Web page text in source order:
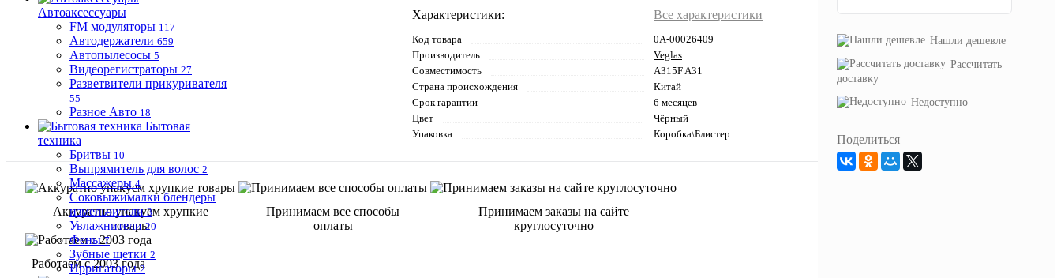
Автоаксессуары
FM модуляторы 117
Автодержатели 659
Автопылесосы 5
Видеорегистраторы 27
Разветвители прикуривателя
55
Разное Авто 18
Бытовая
техника
Бритвы 10
Выпрямитель для волос 2
Массажеры 4
Соковыжималки блендеры
измельчители 3
Увлажнители 20
Фены 7
Зубные щетки 2
Ирригаторы 2
Характеристики: Все характеристики
Код товара
0А-00026409
Производитель
Veglas
Совместимость
A315F A31
Страна происхождения
Китай
Срок гарантии
6 месяцев
Цвет
Чёрный
Упаковка
Коробка\Блистер
Аккуратно упакуем хрупкие
товары
Принимаем все способы
оплаты
Принимаем заказы на сайте
круглосуточно
Работаем с 2003 года
Нашли дешевле
Рассчитать
доставку
Недоступно
Поделиться